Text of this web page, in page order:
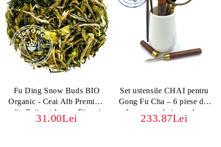
Fu Ding Snow Buds BIO
Organic - Ceai Alb Premium
din Fujian | Arome Fine și
Dulceață Naturală
31.00Lei
Set ustensile CHAI pentru
Gong Fu Cha – 6 piese din
lemn, metal și porțelan
233.87Lei